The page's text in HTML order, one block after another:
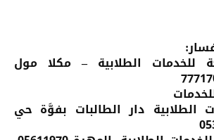
للخدمات الطلابية – مكلا مول
الطلابية دار الطالبات بفوَّة حي